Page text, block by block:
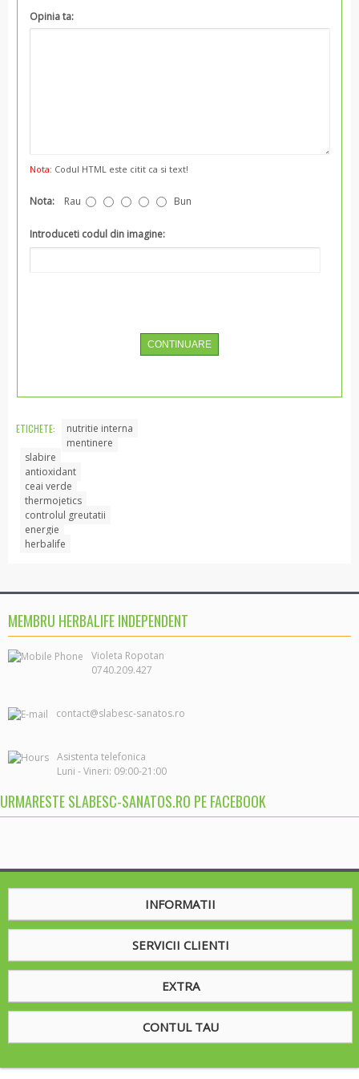
Opinia ta:
Nota: Codul HTML este citit ca si text!
Nota: Rau Bun
Introduceti codul din imagine:
CONTINUARE
ETICHETE:
nutritie interna
mentinere
slabire
antioxidant
ceai verde
thermojetics
controlul greutatii
energie
herbalife
MEMBRU HERBALIFE INDEPENDENT
0740.209.427
contact@slabesc-sanatos.ro
Asistenta telefonica
URMARESTE SLABESC-SANATOS.RO PE FACEBOOK
INFORMATII
SERVICII CLIENTI
EXTRA
CONTUL TAU